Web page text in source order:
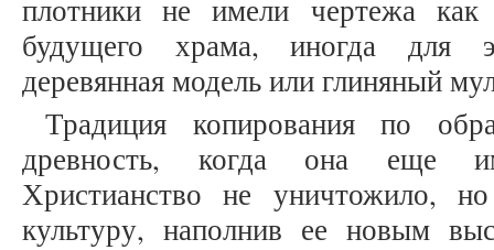
плотники не имели чертежа как
будущего храма, иногда для
деревянная модель или глиняный
Традиция копирования по
древность, когда она еще
Христианство не уничтожило,
культуру, наполнив ее новым